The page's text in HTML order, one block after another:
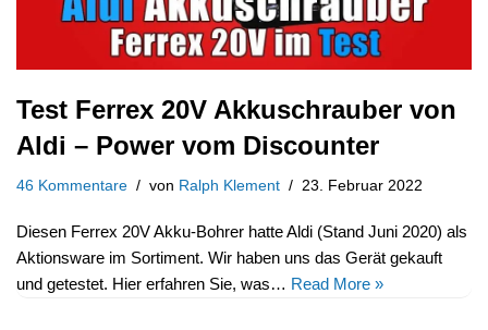
Test Ferrex 20V Akkuschrauber von
Aldi – Power vom Discounter
46 Kommentare von Ralph Klement 23. Februar 2022
Diesen Ferrex 20V Akku-Bohrer hatte Aldi (Stand Juni 2020) als
Aktionsware im Sortiment. Wir haben uns das Gerät gekauft
und getestet. Hier erfahren Sie, was… Read More »